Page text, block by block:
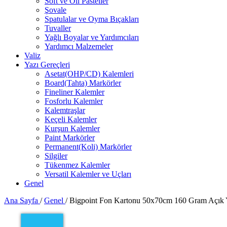
Şovale
Spatulalar ve Oyma Bıçakları
Tuvaller
Yağlı Boyalar ve Yardımcıları
Yardımcı Malzemeler
Valiz
Yazı Gereçleri
Asetat(OHP/CD) Kalemleri
Board(Tahta) Markörler
Fineliner Kalemler
Fosforlu Kalemler
Kalemtraşlar
Keçeli Kalemler
Kurşun Kalemler
Paint Markörler
Permanent(Koli) Markörler
Silgiler
Tükenmez Kalemler
Versatil Kalemler ve Uçları
Genel
Ana Sayfa / Genel / Bigpoint Fon Kartonu 50x70cm 160 Gram Açık